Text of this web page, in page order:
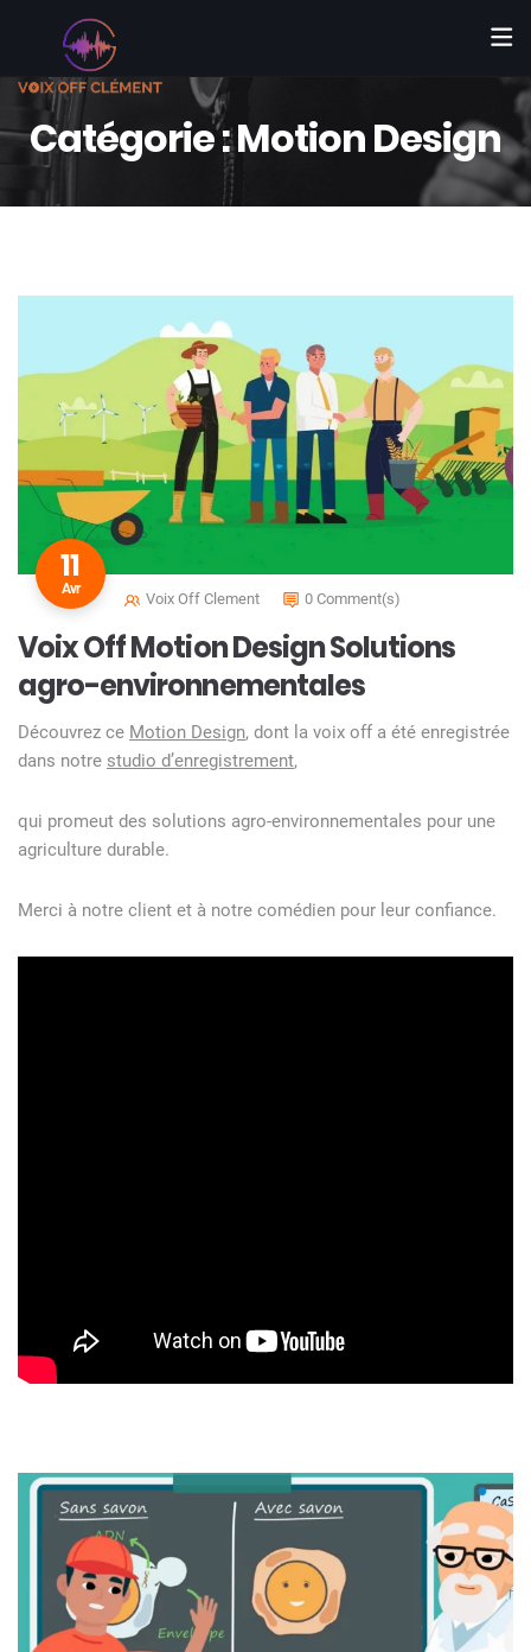
Catégorie :Motion Design
11
Avr
Voix Off Clement 0 Comment(s)
Voix Off Motion Design Solutions
agro-environnementales
Découvrez ce Motion Design, dont la voix off a été enregistrée
dans notre studio d’enregistrement,
qui promeut des solutions agro-environnementales pour une
agriculture durable.
Merci à notre client et à notre comédien pour leur confiance.